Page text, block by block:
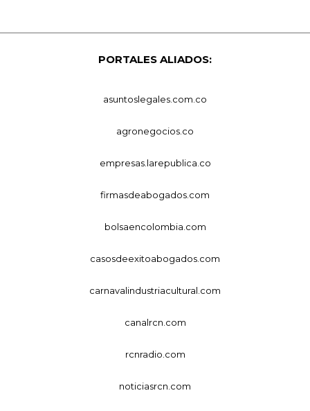
PORTALES ALIADOS:
asuntoslegales.com.co
agronegocios.co
empresas.larepublica.co
firmasdeabogados.com
bolsaencolombia.com
casosdeexitoabogados.com
carnavalindustriacultural.com
canalrcn.com
rcnradio.com
noticiasrcn.com